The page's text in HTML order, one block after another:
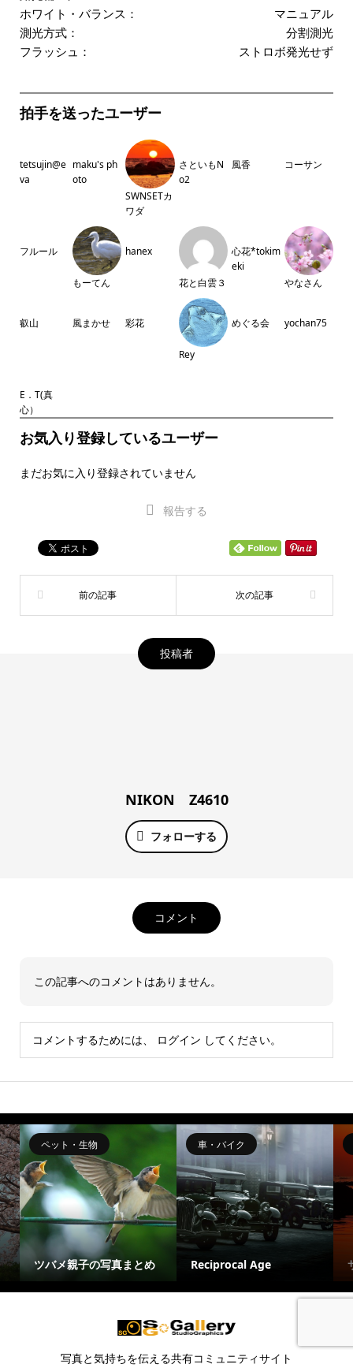
ホワイト・バランス：
マニュアル
測光方式：
分割測光
フラッシュ：
ストロボ発光せず
拍手を送ったユーザー
tetsujin@e
va
maku's ph
oto
SWNSETカ
ワダ
さといもN
o2
風香 コーサン
フルール
もーてん
hanex
花と白雲３
心花*tokim
eki
やなさん
叡山 風まかせ 彩花
Rey
めぐる会 yochan75
E．T(真
心）
お気入り登録しているユーザー
まだお気に入り登録されていません
報告する
投稿者
NIKON Z4610
フォローする
コメント
この記事へのコメントはありません。
コメントするためには、 ログイン してください。
ペット・生物
ツバメ親子の写真まとめ
車・バイク
Reciprocal Age
写真と気持ちを伝える共有コミュニティサイト